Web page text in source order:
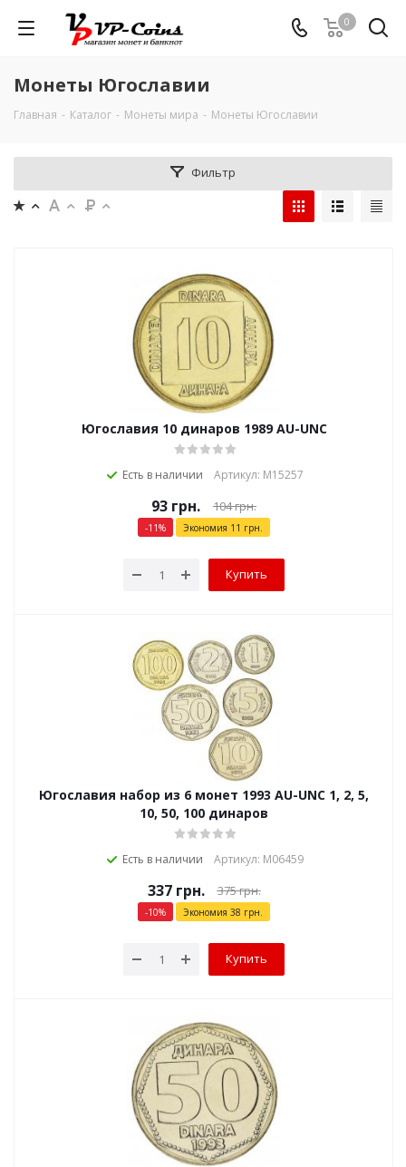
0
Монеты Югославии
Главная - Каталог - Монеты мира - Монеты Югославии
Фильтр
Югославия 10 динаров 1989 AU-UNC
Есть в наличии Артикул: М15257
93 грн. 104грн.
-11% Экономия 11 грн.
Купить
Югославия набор из 6 монет 1993 AU-UNC 1, 2, 5,
10, 50, 100 динаров
Есть в наличии Артикул: М06459
337грн. 375грн.
-10% Экономия 38 грн.
Купить